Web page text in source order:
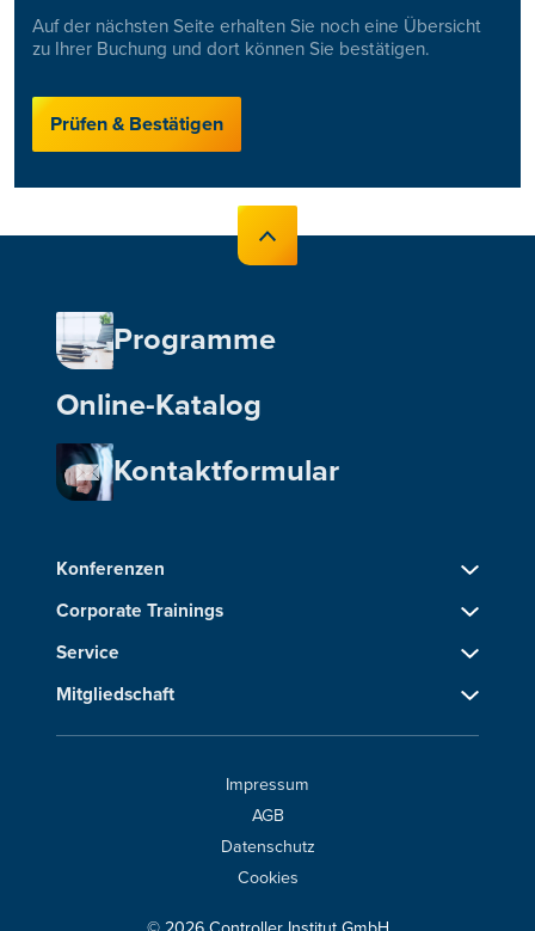
Auf der nächsten Seite erhalten Sie noch eine Übersicht
zu Ihrer Buchung und dort können Sie bestätigen.
Prüfen & Bestätigen
Programme
Online-Katalog
Kontaktformular
Konferenzen
Corporate Trainings
Service
Mitgliedschaft
Impressum
AGB
Datenschutz
Cookies